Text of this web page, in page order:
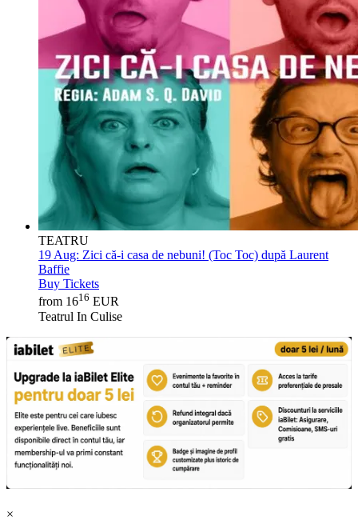
TEATRU
19 Aug: Zici că-i casa de nebuni! (Toc Toc) după Laurent
Baffie
Buy Tickets
from 1616 EUR
Teatrul In Culise
×